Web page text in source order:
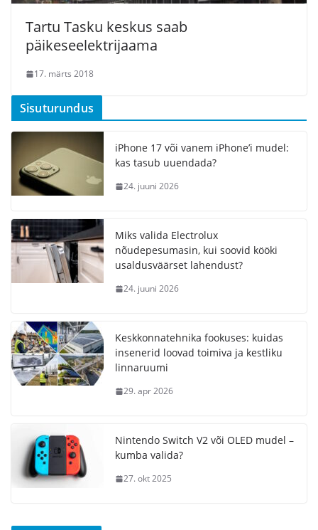
Tartu Tasku keskus saab
päikeseelektrijaama
17. märts 2018
Sisuturundus
iPhone 17 või vanem iPhone’i mudel:
kas tasub uuendada?
24. juuni 2026
Miks valida Electrolux
nõudepesumasin, kui soovid kööki
usaldusväärset lahendust?
24. juuni 2026
Keskkonnatehnika fookuses: kuidas
insenerid loovad toimiva ja kestliku
linnaruumi
29. apr 2026
Nintendo Switch V2 või OLED mudel –
kumba valida?
27. okt 2025